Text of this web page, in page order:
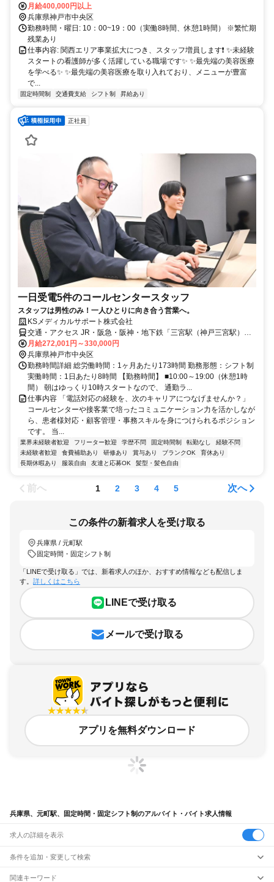
月給400,000円以上
兵庫県神戸市中央区
勤務時間・曜日: 10：00~19：00（実働8時間、休憩1時間） ※繁忙期
残業あり
仕事内容: 関西エリア事業拡大につき、スタッフ増員します❗ ✨未経験
スタートの看護師が多く活躍している職場です✨ ✨最先端の美容医療
を学べる✨ ✨最先端の美容医療を取り入れており、メニューが豊富
で...
固定時間制 交通費支給 シフト制 昇給あり
正社員
一日受電5件のコールセンタースタッフ
スタッフは男性のみ！一人ひとりに向き合う営業へ。
KSメディカルサポート株式会社
交通・アクセス JR・阪急・阪神・地下鉄「三宮駅（神戸三宮駅）」
より徒歩約6〜8分
月給272,001円～330,000円
兵庫県神戸市中央区
勤務時間詳細 総労働時間：1ヶ月あたり173時間 勤務形態：シフト制
実働時間：1日あたり8時間 【勤務時間】 ■10:00～19:00（休憩1時
間） 朝はゆっくり10時スタートなので、 通勤ラ...
仕事内容 「電話対応の経験を、次のキャリアにつなげませんか？」
コールセンターや接客業で培ったコミュニケーション力を活かしなが
ら、患者様対応・顧客管理・事務スキルを身につけられるポジション
です。 当...
業界未経験者歓迎 フリーター歓迎 学歴不問 固定時間制 転勤なし
経験不問
未経験者歓迎
食費補助あり 研修あり 賞与あり ブランクOK
育休あり
長期休暇あり
服装自由 友達と応募OK 髪型・髪色自由
前へ 1 2 3 4 5 次へ
この条件の新着求人を受け取る
兵庫県 / 元町駅
固定時間・固定シフト制
「LINEで受け取る」では、新着求人のほか、おすすめ情報なども配信しま
す。 詳しくはこちら
LINEで受け取る
メールで受け取る
アプリを無料ダウンロード
兵庫県、元町駅、固定時間・固定シフト制のアルバイト・バイト求人情報
求人の詳細を表示
条件を追加・変更して検索
市区町村を追加・変更
関連キーワード